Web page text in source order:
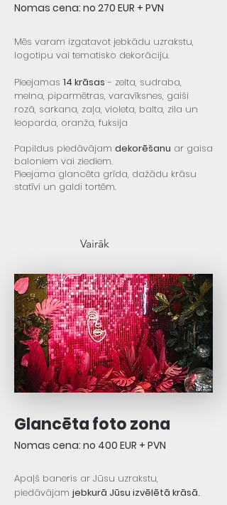
Nomas cena: no 270 EUR + PVN
Mēs varam izgatavot jebkādu uzrakstu,
logotipu vai tematisko dekorāciju.
Pieejamas 14 krāsas - zelta, sudraba,
melna, piparmētras, varavīksnes, gaiši
rozā, sarkana, zaļa, violeta, balta, zila un
leoparda, oranža, fuksija
Papildus piedāvājam dekorēšanu ar gaisa
baloniem vai ziediem.
Pieejama glancēta grīda, dažādu krāsu
statīvi un galdi tortēm.
Vairāk
Glancēta foto zona
Nomas cena: no 400 EUR + PVN
Apaļš baneris ar Jūsu uzrakstu,
piedāvājam jebkurā Jūsu izvēlētā krāsā.